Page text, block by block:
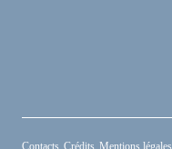
Contacts Crédits Mentions légales